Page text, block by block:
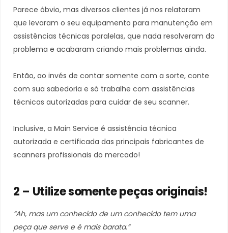
Parece óbvio, mas diversos clientes já nos relataram
que levaram o seu equipamento para manutenção em
assistências técnicas paralelas, que nada resolveram do
problema e acabaram criando mais problemas ainda.
Então, ao invés de contar somente com a sorte, conte
com sua sabedoria e só trabalhe com assistências
técnicas autorizadas para cuidar de seu scanner.
Inclusive, a Main Service é assistência técnica
autorizada e certificada das principais fabricantes de
scanners profissionais do mercado!
2 – Utilize somente peças originais!
“Ah, mas um conhecido de um conhecido tem uma
peça que serve e é mais barata.”